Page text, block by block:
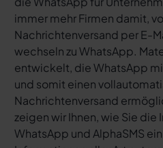
immer mehr Firmen damit,
Nachrichtenversand per E-
wechseln zu WhatsApp.
entwickelt, die WhatsApp
und somit einen
Nachrichtenversand
zeigen wir Ihnen, wie Sie die
WhatsApp und AlphaSMS